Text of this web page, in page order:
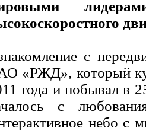
с
«РЖД», который
года и побывал в
с
небо с